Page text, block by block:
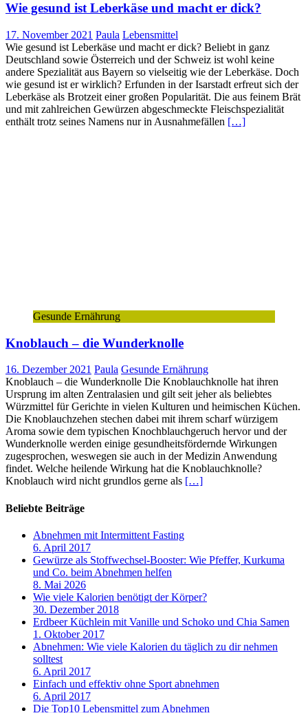
Wie gesund ist Leberkäse und macht er dick?
17. November 2021 Paula Lebensmittel
Wie gesund ist Leberkäse und macht er dick? Beliebt in ganz
Deutschland sowie Österreich und der Schweiz ist wohl keine
andere Spezialität aus Bayern so vielseitig wie der Leberkäse. Doch
wie gesund ist er wirklich? Erfunden in der Isarstadt erfreut sich der
Leberkäse als Brotzeit einer großen Popularität. Die aus feinem Brät
und mit zahlreichen Gewürzen abgeschmeckte Fleischspezialität
enthält trotz seines Namens nur in Ausnahmefällen […]
Gesunde Ernährung
Knoblauch – die Wunderknolle
16. Dezember 2021 Paula Gesunde Ernährung
Knoblauch – die Wunderknolle Die Knoblauchknolle hat ihren
Ursprung im alten Zentralasien und gilt seit jeher als beliebtes
Würzmittel für Gerichte in vielen Kulturen und heimischen Küchen.
Die Knoblauchzehen stechen dabei mit ihrem scharf würzigem
Aroma sowie dem typischen Knochblauchgeruch hervor und der
Wunderknolle werden einige gesundheitsfördernde Wirkungen
zugesprochen, weswegen sie auch in der Medizin Anwendung
findet. Welche heilende Wirkung hat die Knoblauchknolle?
Knoblauch wird nicht grundlos gerne als […]
Beliebte Beiträge
Abnehmen mit Intermittent Fasting
6. April 2017
Gewürze als Stoffwechsel-Booster: Wie Pfeffer, Kurkuma
und Co. beim Abnehmen helfen
8. Mai 2026
Wie viele Kalorien benötigt der Körper?
30. Dezember 2018
Erdbeer Küchlein mit Vanille und Schoko und Chia Samen
1. Oktober 2017
Abnehmen: Wie viele Kalorien du täglich zu dir nehmen
solltest
6. April 2017
Einfach und effektiv ohne Sport abnehmen
6. April 2017
Die Top10 Lebensmittel zum Abnehmen